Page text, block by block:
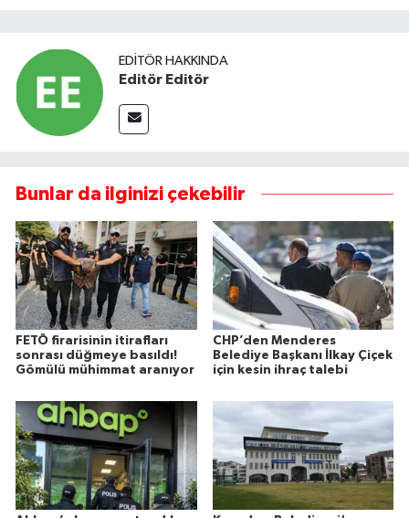
EDITÖR HAKKINDA
Editör Editör
Bunlar da ilginizi çekebilir
FETÖ firarisinin itirafları
sonrası düğmeye basıldı!
Gömülü mühimmat aranıyor
CHP’den Menderes
Belediye Başkanı İlkay Çiçek
için kesin ihraç talebi